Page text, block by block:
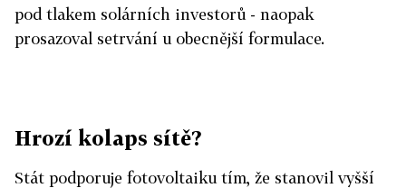
pod tlakem solárních investorů - naopak
prosazoval setrvání u obecnější formulace.
Hrozí kolaps sítě?
Stát podporuje fotovoltaiku tím, že stanovil vyšší